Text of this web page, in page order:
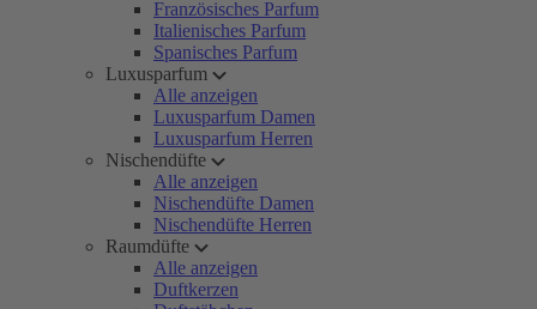
Französisches Parfum
Italienisches Parfum
Spanisches Parfum
Luxusparfum
Alle anzeigen
Luxusparfum Damen
Luxusparfum Herren
Nischendüfte
Alle anzeigen
Nischendüfte Damen
Nischendüfte Herren
Raumdüfte
Alle anzeigen
Duftkerzen